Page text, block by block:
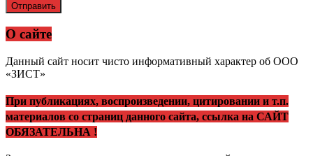
Отправить
О сайте
Данный сайт носит чисто информативный характер об ООО
«ЗИСТ»
При публикациях, воспроизведении, цитировании и т.п.
материалов со страниц данного сайта, ссылка на САЙТ
ОБЯЗАТЕЛЬНА !